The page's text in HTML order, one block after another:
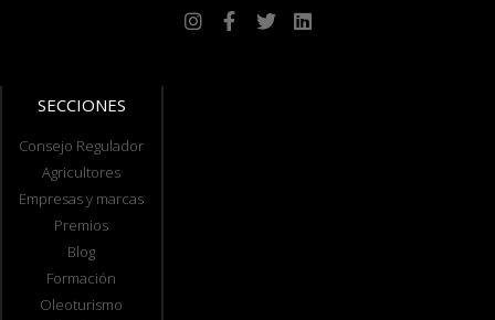
SECCIONES
Consejo Regulador
Agricultores
Empresas y marcas
Premios
Blog
Formación
Oleoturismo